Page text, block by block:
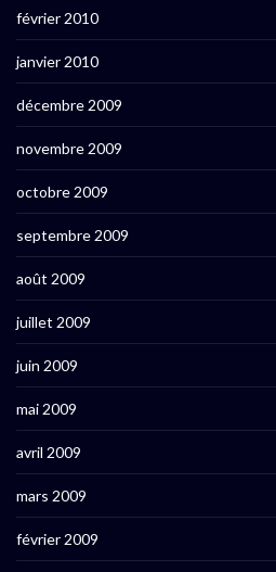
février 2010
janvier 2010
décembre 2009
novembre 2009
octobre 2009
septembre 2009
août 2009
juillet 2009
juin 2009
mai 2009
avril 2009
mars 2009
février 2009